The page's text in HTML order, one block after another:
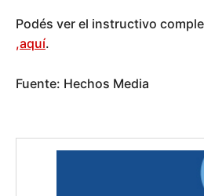
Podés ver el instructivo
,aquí.
Fuente: Hechos Media